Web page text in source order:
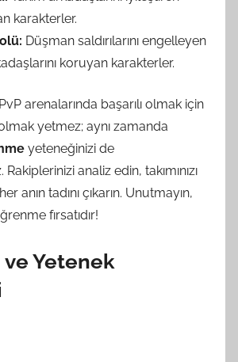
karakterler.
Düşman saldırılarını engelleyen
koruyan karakterler.
arenalarında başarılı olmak için
yetmez; aynı zamanda
yeteneğinizi de
analiz edin, takımınızı
anın tadını çıkarın. Unutmayın,
fırsatıdır!
Yetenek